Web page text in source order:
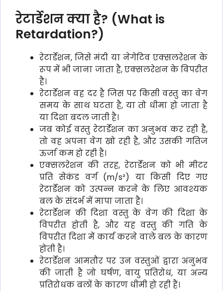
रेटार्डेशन क्या है? (What is
Retardation?)
रेटार्डेशन, जिसे मंदी या नेगेटिव एक्सलरेशन के
रूप में भी जाना जाता है, एक्सलरेशन के विपरीत
है।
रेटार्डेशन वह दर है जिस पर किसी वस्तु का वेग
समय के साथ घटता है, या तो धीमा हो जाता है
या दिशा बदल जाती है।
जब कोई वस्तु रेटार्डेशन का अनुभव कर रही है,
तो वह अपना वेग खो रही है, और उसकी गतिज
ऊर्जा कम हो रही है।
एक्सलरेशन की तरह, रेटार्डेशन को भी मीटर
प्रति सेकंड वर्ग (m/s²) या किसी दिए गए
रेटार्डेशन को उत्पन्न करने के लिए आवश्यक
बल के संदर्भ में मापा जाता है।
रेटार्डेशन की दिशा वस्तु के वेग की दिशा के
विपरीत होती है, और यह वस्तु की गति के
विपरीत दिशा में कार्य करने वाले बल के कारण
होती है।
रेटार्डेशन आमतौर पर उन वस्तुओं द्वारा अनुभव
की जाती है जो घर्षण, वायु प्रतिरोध, या अन्य
प्रतिरोधक बलों के कारण धीमी हो रही हैं।